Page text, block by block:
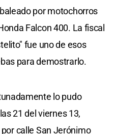
por motochorros
Falcon 400. La fiscal
fue uno de esos
para demostrarlo.
lo pudo
21 del viernes 13,
calle San Jerónimo